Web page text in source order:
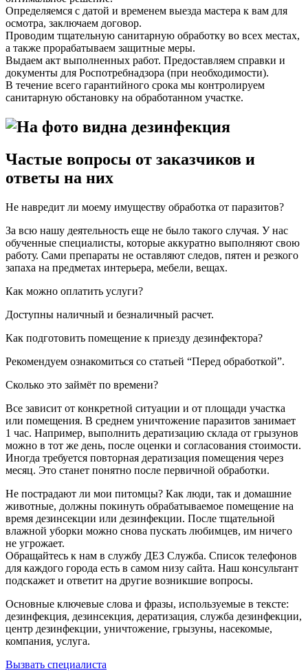
Определяемся с датой и временем выезда мастера к вам для
осмотра, заключаем договор.
Проводим тщательную санитарную обработку во всех местах,
а также прорабатываем защитные меры.
Выдаем акт выполненных работ. Предоставляем справки и
документы для Роспотребнадзора (при необходимости).
В течение всего гарантийного срока мы контролируем
санитарную обстановку на обработанном участке.
Частые вопросы от заказчиков и
ответы на них
Не навредит ли моему имуществу обработка от паразитов?
За всю нашу деятельность еще не было такого случая. У нас
обученные специалисты, которые аккуратно выполняют свою
работу. Сами препараты не оставляют следов, пятен и резкого
запаха на предметах интерьера, мебели, вещах.
Как можно оплатить услуги?
Доступны наличный и безналичный расчет.
Как подготовить помещение к приезду дезинфектора?
Рекомендуем ознакомиться со статьей “Перед обработкой”.
Сколько это займёт по времени?
Все зависит от конкретной ситуации и от площади участка
или помещения. В среднем уничтожение паразитов занимает
1 час. Например, выполнить дератизацию склада от грызунов
можно в тот же день, после оценки и согласования стоимости.
Иногда требуется повторная дератизация помещения через
месяц. Это станет понятно после первичной обработки.
Не пострадают ли мои питомцы? Как люди, так и домашние
животные, должны покинуть обрабатываемое помещение на
время дезинсекции или дезинфекции. После тщательной
влажной уборки можно снова пускать любимцев, им ничего
не угрожает.
Обращайтесь к нам в службу ДЕЗ Служба. Список телефонов
для каждого города есть в самом низу сайта. Наш консультант
подскажет и ответит на другие возникшие вопросы.
Основные ключевые слова и фразы, используемые в тексте:
дезинфекция, дезинсекция, дератизация, служба дезинфекции,
центр дезинфекции, уничтожение, грызуны, насекомые,
компания, услуга.
Вызвать специалиста